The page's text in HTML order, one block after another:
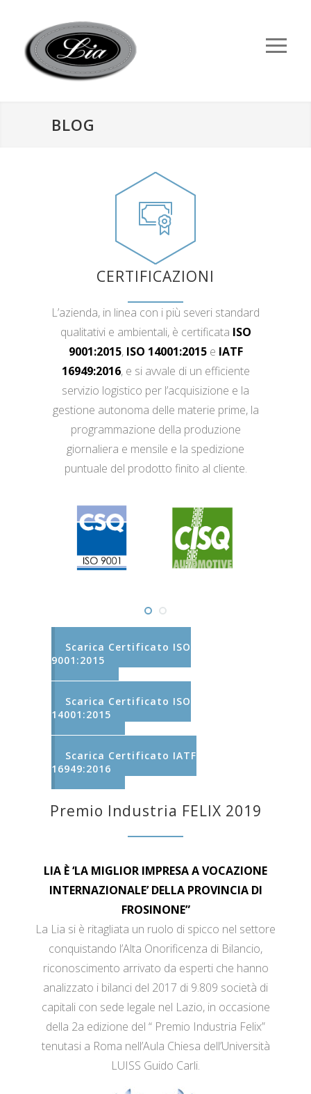
BLOG
CERTIFICAZIONI
L’azienda, in linea con i più severi standard
qualitativi e ambientali, è certificata ISO
9001:2015, ISO 14001:2015e IATF
16949:2016, e si avvale di un efficiente
servizio logistico per l’acquisizione e la
gestione autonoma delle materie prime, la
programmazione della produzione
giornaliera e mensile e la spedizione
puntuale del prodotto finito al cliente.
Scarica Certificato ISO
9001:2015
Scarica Certificato ISO
14001:2015
Scarica Certificato IATF
16949:2016
Premio Industria FELIX 2019
LIA È ‘LA MIGLIOR IMPRESA A VOCAZIONE
INTERNAZIONALE’ DELLA PROVINCIA DI
FROSINONE”
La Lia si è ritagliata un ruolo di spicco nel settore
conquistando l’Alta Onorificenza di Bilancio,
riconoscimento arrivato da esperti che hanno
analizzato i bilanci del 2017 di 9.809 società di
capitali con sede legale nel Lazio, in occasione
della 2a edizione del “ Premio Industria Felix”
tenutasi a Roma nell’Aula Chiesa dell’Università
LUISS Guido Carli.